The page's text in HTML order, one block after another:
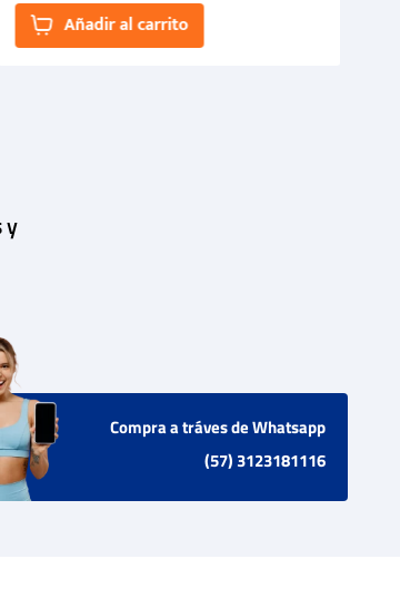
Añadir al carrito
y
Compra a tráves de Whatsapp
(57) 3123181116